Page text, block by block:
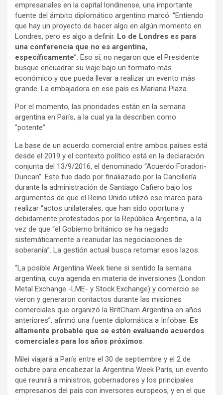
empresariales en la capital londinense, una importante
fuente del ámbito diplomático argentino marcó: “Entiendo
que hay un proyecto de hacer algo en algún momento en
Londres, pero es algo a definir. Lo de Londres es para
una conferencia que no es argentina,
específicamente”. Eso sí, no negaron que el Presidente
busque encuadrar su viaje bajo un formato más
económico y que pueda llevar a realizar un evento más
grande. La embajadora en ese país es Mariana Plaza.
Por el momento, las prioridades están en la semana
argentina en París, a la cual ya la describen como
“potente”.
La base de un acuerdo comercial entre ambos países está
desde el 2019 y el contexto político está en la declaración
conjunta del 13/9/2016, el denominado “Acuerdo Foradori-
Duncan”. Este fue dado por finaliazado por la Cancillería
durante la administración de Santiago Cafiero bajo los
argumentos de que el Reino Unido utilizó ese marco para
realizar “actos unilaterales, que han sido oportuna y
debidamente protestados por la República Argentina, a la
vez de que “el Gobierno británico se ha negado
sistemáticamente a reanudar las negociaciones de
soberanía”. La gestión actual busca retomar esos lazos.
“La posible Argentina Week tiene si sentido la semana
argentina, cuya agenda en materia de inversiones (London
Metal Exchange -LME- y Stock Exchange) y comercio se
vieron y generaron contactos durante las misiones
comerciales que organizó la BritCham Argentina en años
anteriores”, afirmó una fuente diplomática a Infobae. Es
altamente probable que se estén evaluando acuerdos
comerciales para los años próximos.
Milei viajará a París entre el 30 de septiembre y el 2 de
octubre para encabezar la Argentina Week París, un evento
que reunirá a ministros, gobernadores y los principales
empresarios del país con inversores europeos, y en el que